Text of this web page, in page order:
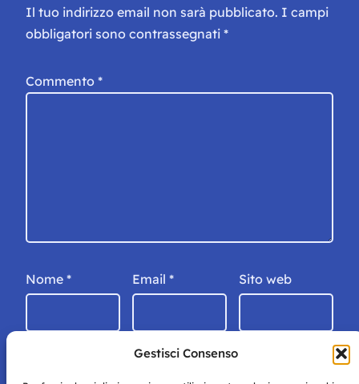
Gestisci Consenso
Il tuo indirizzo email non sarà pubblicato. I campi
obbligatori sono contrassegnati *
Commento *
Nome * Email * Sito web